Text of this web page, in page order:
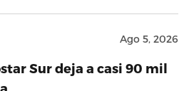
Ago 5, 2026
Sur deja a casi 90 mil